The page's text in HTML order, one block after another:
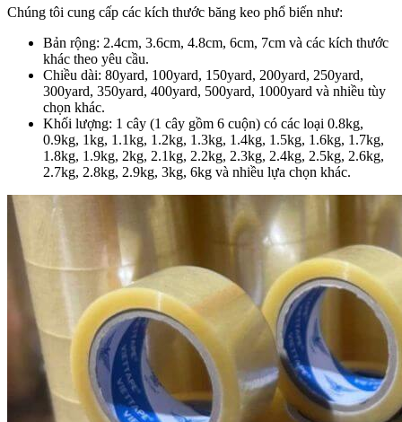
Chúng tôi cung cấp các kích thước băng keo phổ biến như:
Bản rộng: 2.4cm, 3.6cm, 4.8cm, 6cm, 7cm và các kích thước
khác theo yêu cầu.
Chiều dài: 80yard, 100yard, 150yard, 200yard, 250yard,
300yard, 350yard, 400yard, 500yard, 1000yard và nhiều tùy
chọn khác.
Khối lượng: 1 cây (1 cây gồm 6 cuộn) có các loại 0.8kg,
0.9kg, 1kg, 1.1kg, 1.2kg, 1.3kg, 1.4kg, 1.5kg, 1.6kg, 1.7kg,
1.8kg, 1.9kg, 2kg, 2.1kg, 2.2kg, 2.3kg, 2.4kg, 2.5kg, 2.6kg,
2.7kg, 2.8kg, 2.9kg, 3kg, 6kg và nhiều lựa chọn khác.